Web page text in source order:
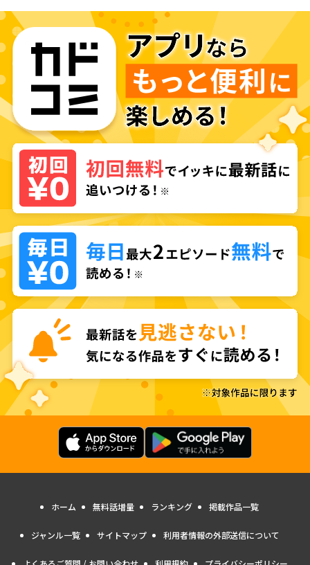
ホーム 無料話増量 ランキング 掲載作品一覧
ジャンル一覧 サイトマップ 利用者情報の外部送信について